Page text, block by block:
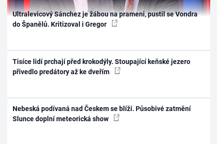
Ultralevicový Sánchez je žábou na prameni, pustil se Vondra
do Španělů. Kritizoval i Gregor
Tisíce lidí prchají před krokodýly. Stoupající keňské jezero
přivedlo predátory až ke dveřím
Nebeská podívaná nad Českem se blíží. Působivé zatmění
Slunce doplní meteorická show